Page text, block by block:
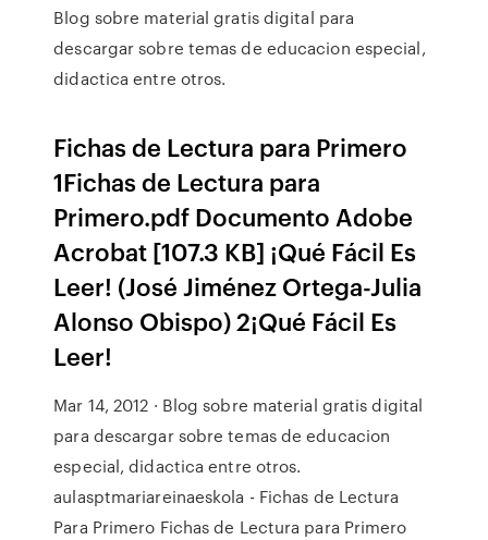
Blog sobre material gratis digital para
descargar sobre temas de educacion especial,
didactica entre otros.
Fichas de Lectura para Primero
1Fichas de Lectura para
Primero.pdf Documento Adobe
Acrobat [107.3 KB] ¡Qué Fácil Es
Leer! (José Jiménez Ortega-Julia
Alonso Obispo) 2¡Qué Fácil Es
Leer!
Mar 14, 2012 · Blog sobre material gratis digital
para descargar sobre temas de educacion
especial, didactica entre otros.
aulasptmariareinaeskola - Fichas de Lectura
Para Primero Fichas de Lectura para Primero